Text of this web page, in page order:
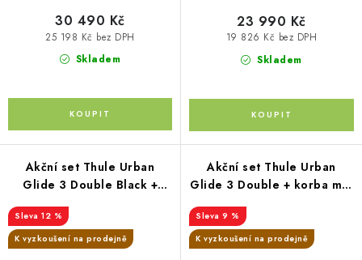
Skladem
25 198 Kč bez DPH
30 490 Kč
Skladem
19 826 Kč bez DPH
23 990 Kč
Akční set Thule Urban
Glide 3 Double Black +
korba Tinted Taupe+
autosedačka + adaptéry
12 %
K vyzkoušení na prodejně
Akční set Thule Urban
Glide 3 Double + korba mid
blue + autosedačka Joie+ i-
9 %
K vyzkoušení na prodejně